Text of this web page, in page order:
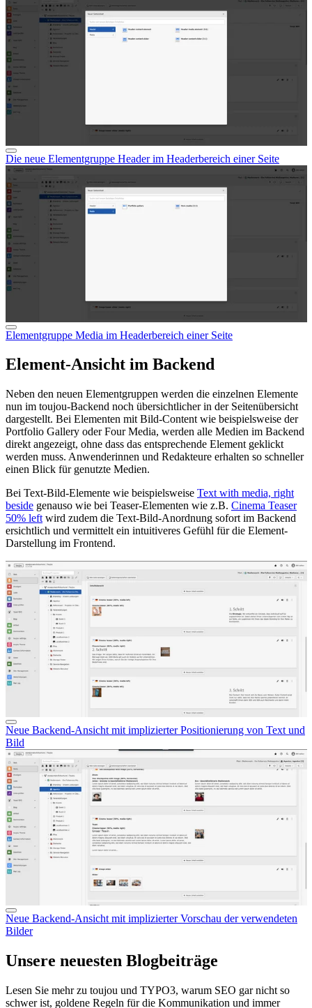
Die neue Elementgruppe Header im Headerbereich einer Seite
Elementgruppe Media im Headerbereich einer Seite
Element-Ansicht im Backend
Neben den neuen Elementgruppen werden die einzelnen Elemente
nun im toujou-Backend noch übersichtlicher in der Seitenübersicht
dargestellt. Bei Elementen mit Bild-Content wie beispielsweise der
Portfolio Gallery oder Four Media, werden alle Medien im Backend
direkt angezeigt, ohne dass das entsprechende Element geklickt
werden muss. Anwenderinnen und Redakteure erhalten so schneller
einen Blick für genutzte Medien.
Bei Text-Bild-Elemente wie beispielsweise Text with media, right
beside genauso wie bei Teaser-Elementen wie z.B. Cinema Teaser
50% left wird zudem die Text-Bild-Anordnung sofort im Backend
ersichtlich und vermittelt ein intuitiveres Gefühl für die Element-
Darstellung im Frontend.
Neue Backend-Ansicht mit implizierter Positionierung von Text und
Bild
Neue Backend-Ansicht mit implizierter Vorschau der verwendeten
Bilder
Unsere neuesten Blogbeiträge
Lesen Sie mehr zu toujou und TYPO3, warum SEO gar nicht so
schwer ist, goldene Regeln für die Kommunikation und immer